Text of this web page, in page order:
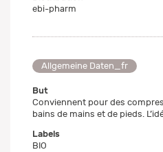
ebi-pharm
Allgemeine Daten_fr
But
Conviennent pour des
bains de mains et de pieds.
Labels
BIO